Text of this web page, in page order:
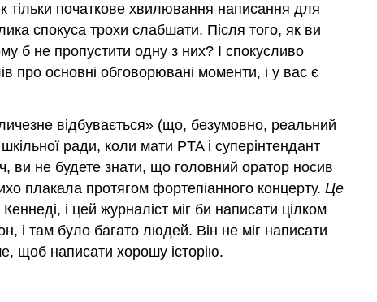
тільки початкове хвилювання написання для
спокуса трохи слабшати. Після того, як ви
б не пропустити одну з них? І спокусливо
про основні обговорювані моменти, і у вас є
відбувається» (що, безумовно, реальний
ради, коли мати PTA і суперінтендант
ви не будете знати, що головний оратор носив
плакала протягом фортепіанного концерту. Це
і цей журналіст міг би написати цілком
і там було багато людей. Він не міг написати
щоб написати хорошу історію.